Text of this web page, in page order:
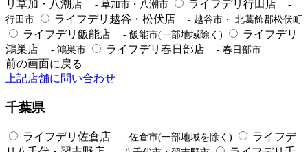
リ草加・八潮店
- 草加市・八潮市 ライフデリ行田店
-
行田市
ライフデリ越谷・松伏店 - 越谷市・ 北葛飾郡松伏町
ライフデリ飯能店 - 飯能市(一部地域除く)
ライフデリ
鴻巣店
- 鴻巣市 ライフデリ春日部店 - 春日部市
前の画面に戻る
上記店舗に問い合わせ
千葉県
ライフデリ佐倉店 - 佐倉市(一部地域を除く)
ライフデ